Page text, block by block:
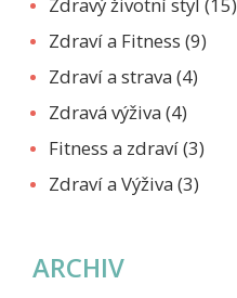
Zdraví a Fitness (9)
Zdraví a strava (4)
Zdravá výživa (4)
Fitness a zdraví(3)
Zdraví a Výživa (3)
ARCHIV